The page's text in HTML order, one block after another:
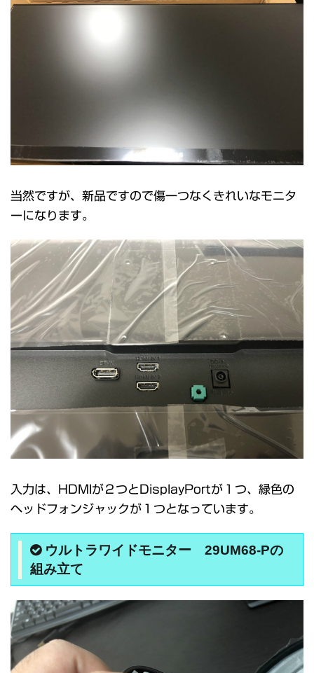
当然ですが、新品ですので傷一つなくきれいなモニタ
ーになります。
入力は、HDMIが２つとDisplayPortが１つ、緑色の
ヘッドフォンジャックが１つとなっています。
ウルトラワイドモニター 29UM68-Pの
組み立て